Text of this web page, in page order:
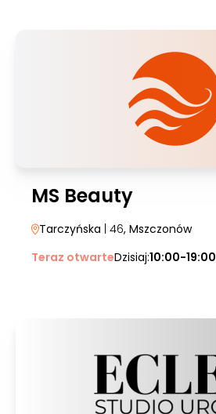
MS Beauty
Tarczyńska | 46, Mszczonów
Teraz otwarteDzisiaj:10:00-19:00